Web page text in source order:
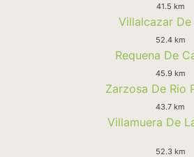
41.5 km
Villalcazar De
52.4 km
Requena De
45.9 km
Zarzosa De Rio
43.7 km
Villamuera De
52.3 km